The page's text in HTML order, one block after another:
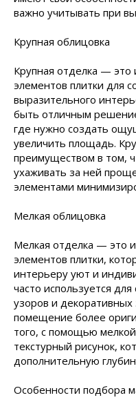
важно учитывать при
Крупная облицовка
Крупная отделка — это
элементов плитки для
выразительного
быть отличным
где нужно создать
увеличить площадь.
преимуществом в том,
ухаживать за ней
элементами
Мелкая облицовка
Мелкая отделка — это
элементов плитки,
интерьеру уют и
часто используется
узоров и
помещение более
того, с помощью
текстурный рисунок,
дополнительную
Особенности подбора